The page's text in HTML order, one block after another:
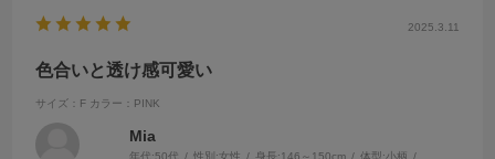
2025.3.11
色合いと透け感可愛い
サイズ：F カラー：PINK
Mia
年代:50代 性別:女性 身長:146～150cm 体型:小柄